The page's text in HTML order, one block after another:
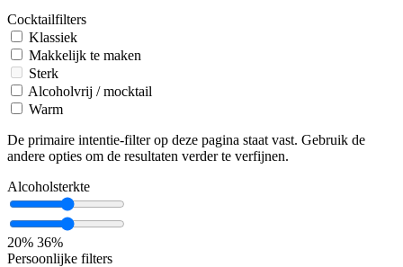
Cocktailfilters
Klassiek
Makkelijk te maken
Sterk
Alcoholvrij / mocktail
Warm
De primaire intentie-filter op deze pagina staat vast. Gebruik de
andere opties om de resultaten verder te verfijnen.
Alcoholsterkte
20% 36%
Persoonlijke filters